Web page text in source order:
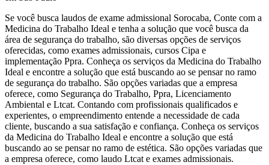
Se você busca laudos de exame admissional Sorocaba, Conte com a
Medicina do Trabalho Ideal e tenha a solução que você busca da
área de segurança do trabalho, são diversas opções de serviços
oferecidas, como exames admissionais, cursos Cipa e
implementação Ppra. Conheça os serviços da Medicina do Trabalho
Ideal e encontre a solução que está buscando ao se pensar no ramo
de segurança do trabalho. São opções variadas que a empresa
oferece, como Segurança do Trabalho, Ppra, Licenciamento
Ambiental e Ltcat. Contando com profissionais qualificados e
experientes, o empreendimento entende a necessidade de cada
cliente, buscando a sua satisfação e confiança. Conheça os serviços
da Medicina do Trabalho Ideal e encontre a solução que está
buscando ao se pensar no ramo de estética. São opções variadas que
a empresa oferece, como laudo Ltcat e exames admissionais.